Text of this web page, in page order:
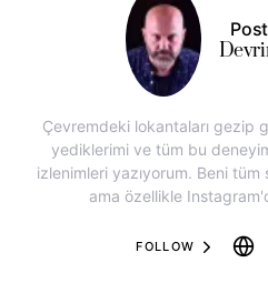
Çevremdeki lokantaları gezip
yediklerimi ve tüm bu
izlenimleri yazıyorum. Beni
ama özellikle
FOLLOW